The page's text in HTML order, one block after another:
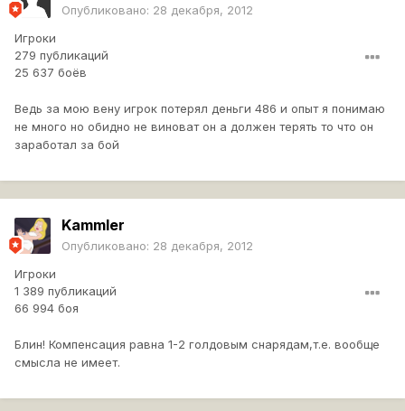
Опубликовано: 28 декабря, 2012
Игроки
279 публикаций
25 637 боёв
Ведь за мою вену игрок потерял деньги 486 и опыт я понимаю
не много но обидно не виноват он а должен терять то что он
заработал за бой
Kammler
Опубликовано: 28 декабря, 2012
Игроки
1 389 публикаций
66 994 боя
Блин! Компенсация равна 1-2 голдовым снарядам,т.е. вообще
смысла не имеет.